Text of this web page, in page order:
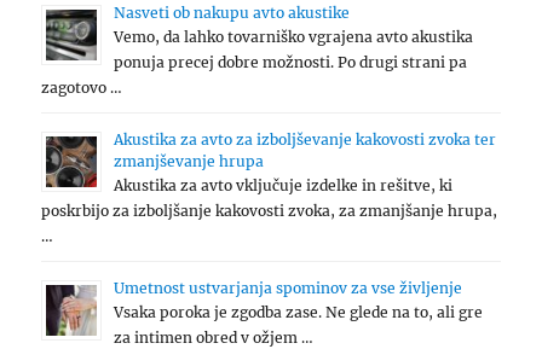
Nasveti ob nakupu avto akustike
Vemo, da lahko tovarniško vgrajena avto akustika
ponuja precej dobre možnosti. Po drugi strani pa
zagotovo …
Akustika za avto za izboljševanje kakovosti zvoka ter
zmanjševanje hrupa
Akustika za avto vključuje izdelke in rešitve, ki
poskrbijo za izboljšanje kakovosti zvoka, za zmanjšanje hrupa,
…
Umetnost ustvarjanja spominov za vse življenje
Vsaka poroka je zgodba zase. Ne glede na to, ali gre
za intimen obred v ožjem …